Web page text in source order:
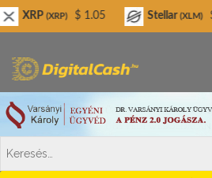
$ 1.05 Stellar (XLM) $ 0.166127
Digitalcash.hu